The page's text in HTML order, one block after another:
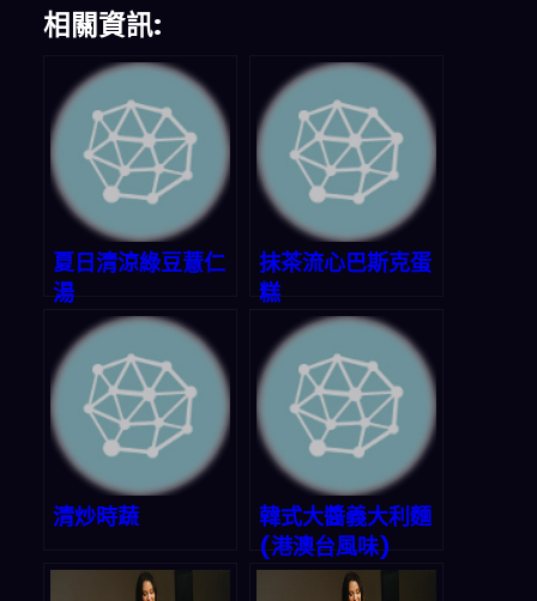
相關資訊:
夏日清涼綠豆薏仁
湯
抹茶流心巴斯克蛋
糕
清炒時蔬
韓式大醬義大利麵
(港澳台風味)